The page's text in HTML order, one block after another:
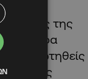
πέρας της
Λήδρα
ερωτηθείς